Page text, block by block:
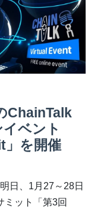
ChainTalk
ベント
」を開催
日、1月27～28日
ミット「第3回